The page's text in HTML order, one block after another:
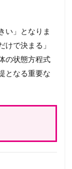
い」となりま
で決まる」
の状態方程式
となる重要な